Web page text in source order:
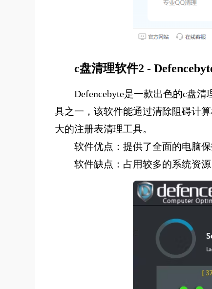
c盘清理软件2 -
Defencebyte是一款出色的c盘
具之一，该软件能通过清除阻碍计
大的注册表清理工具。
软件优点：提供了全面的电脑
软件缺点：占用较多的系统资源